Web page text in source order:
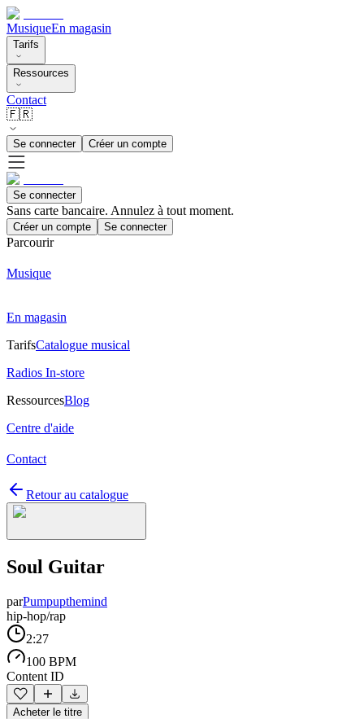
MusiqueEn magasin
Tarifs
Ressources
Contact
🇫🇷
Se connecter Créer un compte
Se connecter
Sans carte bancaire. Annulez à tout moment.
Créer un compte Se connecter
Parcourir
Musique
En magasin
TarifsCatalogue musical
Radios In-store
RessourcesBlog
Centre d'aide
Contact
Retour au catalogue
Soul Guitar
parPumpupthemind
hip-hop/rap
2:27
100 BPM
Content ID
Acheter le titre